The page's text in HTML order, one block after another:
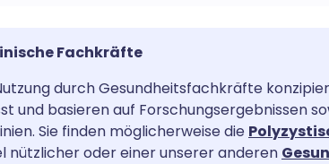
teilen
🇩🇪 Deutsch
🇫🇷 Français
🇵🇹 Português
Fachkräfte
durch Gesundheitsfachkräfte
und basieren auf Forschungsergebnissen
Sie finden möglicherweise die
nützlicher oder einer unserer anderen